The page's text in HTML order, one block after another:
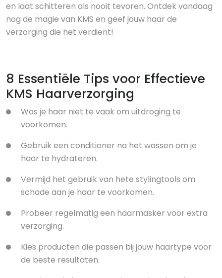
en laat schitteren als nooit tevoren. Ontdek vandaag
nog de magie van KMS en geef jouw haar de
verzorging die het verdient!
8 Essentiële Tips voor Effectieve
KMS Haarverzorging
Was je haar niet te vaak om uitdroging te
voorkomen.
Gebruik een conditioner na het wassen om je
haar te hydrateren.
Vermijd het gebruik van hete stylingtools om
schade aan je haar te voorkomen.
Probeer regelmatig een haarmasker voor extra
verzorging.
Kies producten die passen bij jouw haartype voor
de beste resultaten.